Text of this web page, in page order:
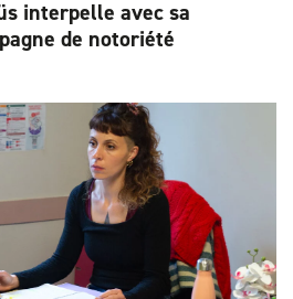
interpelle avec sa
de notoriété